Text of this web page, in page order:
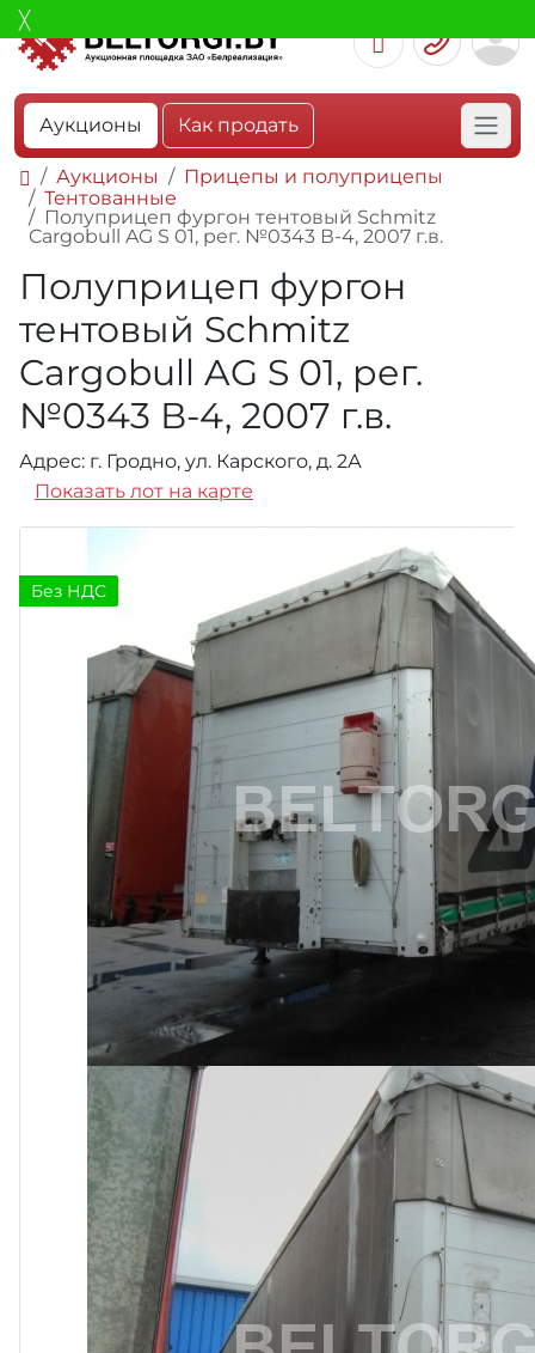
Аукционы Как продать
Аукционы
Прицепы и полуприцепы
Тентованные
Полуприцеп фургон тентовый Schmitz
Cargobull AG S 01, рег. №0343 В-4, 2007 г.в.
Полуприцеп фургон
тентовый Schmitz
Cargobull AG S 01, рег.
№0343 В-4, 2007 г.в.
Адрес: г. Гродно, ул. Карского, д. 2А
Показать лот на карте
Без НДС